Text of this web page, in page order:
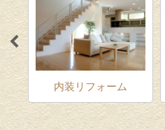
内装リフォーム